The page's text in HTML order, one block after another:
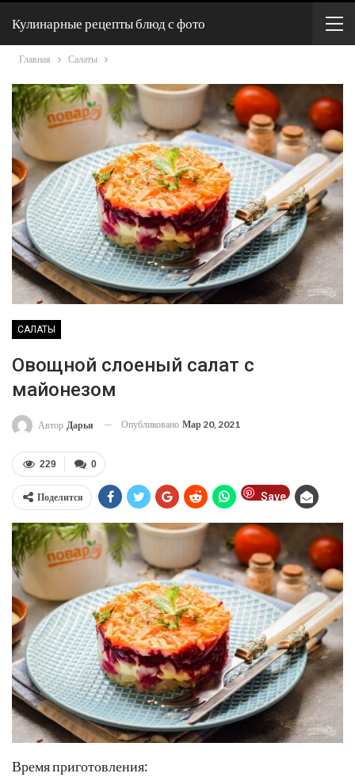
Кулинарные рецепты блюд с фото
Главная Салаты
САЛАТЫ
Овощной слоеный салат с
майонезом
Автор Дарья Опубликовано Мар 20, 2021
0
229
Поделится Save
Время приготовления: